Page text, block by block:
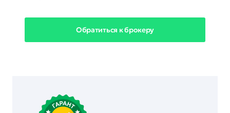
Обратиться к брокеру